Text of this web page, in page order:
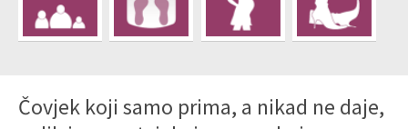
Čovjek koji samo prima, a nikad ne daje,